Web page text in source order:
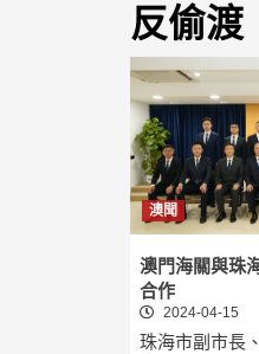
反偷渡
澳聞
澳門海關與珠
合作
2024-04-15
珠海市副市長